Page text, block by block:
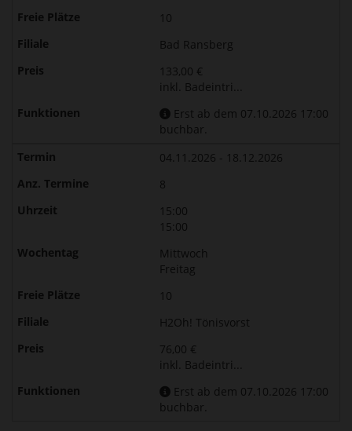
10
Bad Ransberg
133,00 €
inkl. Badeintri...
Erst ab dem 07.10.2026 17:00
buchbar.
04.11.2026 - 18.12.2026
8
15:00
15:00
Mittwoch
Freitag
10
H2Oh! Tönisvorst
76,00 €
inkl. Badeintri...
Erst ab dem 07.10.2026 17:00
buchbar.